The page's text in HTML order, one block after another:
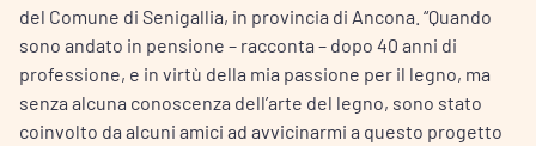
del Comune di Senigallia, in provincia di Ancona. “Quando
sono andato in pensione – racconta – dopo 40 anni di
professione, e in virtù della mia passione per il legno, ma
senza alcuna conoscenza dell’arte del legno, sono stato
coinvolto da alcuni amici ad avvicinarmi a questo progetto